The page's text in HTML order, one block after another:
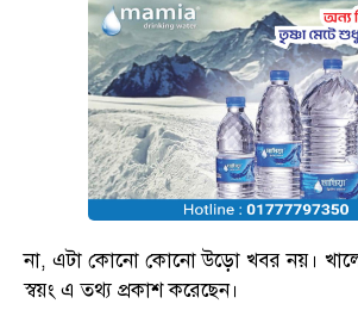
না, এটা কোনো কোনো উড়ো খবর নয়।
স্বয়ং এ তথ্য প্রকাশ করেছেন।